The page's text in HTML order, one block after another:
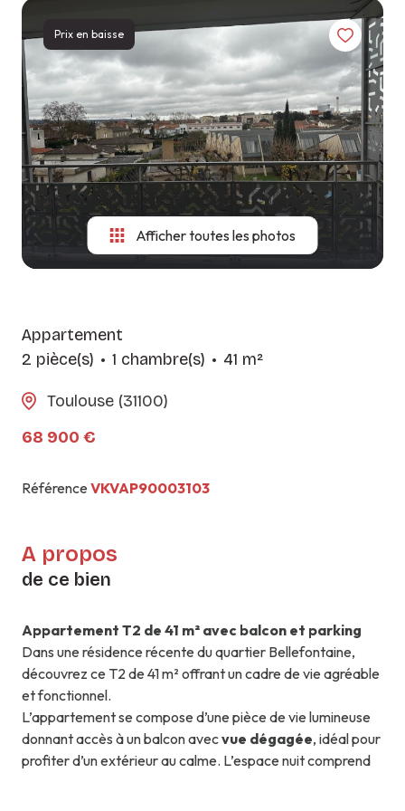
VOTRE
DOSSIER
GUIDE DU
LOCATAIRE
AGENCES
MÉTIERS
CONTACT
SYNDIC
Prix en baisse
Afficher toutes les photos
Appartement
2 pièce(s)
1 chambre(s) 41 m²
Toulouse (31100)
68 900 €
Référence VKVAP90003103
A propos
de ce bien
Appartement T2 de 41 m² avec balcon et parking
Dans une résidence récente du quartier Bellefontaine,
découvrez ce T2 de 41 m² offrant un cadre de vie agréable
et fonctionnel.
L’appartement se compose d’une pièce de vie lumineuse
donnant accès à un balcon avecvue dégagée, idéal pour
profiter d’un extérieur au calme. L’espace nuit comprend